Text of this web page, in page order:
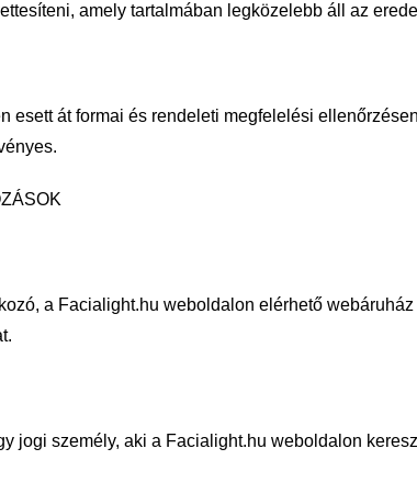
amely tartalmában legközelebb áll az
esett át formai és rendeleti megfelelési
a Facialight.hu weboldalon elérhető webáruház
jogi személy, aki a Facialight.hu weboldalon